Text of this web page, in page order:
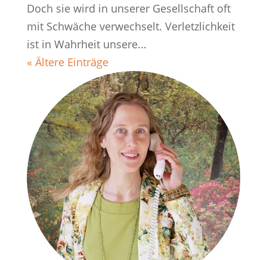
Doch sie wird in unserer Gesellschaft oft
mit Schwäche verwechselt. Verletzlichkeit
ist in Wahrheit unsere...
« Ältere Einträge